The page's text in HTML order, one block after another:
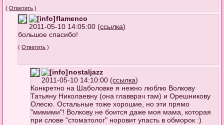
(Ответить )
flamenco
2011-05-10 14:05:00 (ссылка)
большое спасибо!
(Ответить )
nostaljazz
2011-05-10 14:10:00 (ссылка)
Конкретно на Шаболовке я нежно люблю Волкову
Татьяну Николаевну (она главврач там) и Орешникову
Олесю. Остальные тоже хорошие, но эти прямо
"мимими"! Волкову не боится даже моя мама, которая
при слове "стоматолог" норовит упасть в обморок :)